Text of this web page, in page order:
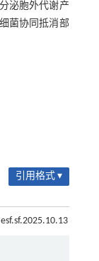
泌胞外代谢产
菌协同抵消部
引用格式 ▾